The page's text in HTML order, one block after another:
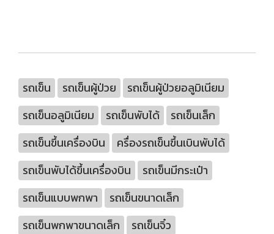
รถเข็น รถเข็นผู้ป่วย
รถเข็นผู้ป่วยอลูมิเนียม
รถเข็นอลูมิเนียม
รถเข็นพับได้
รถเข็นเล็ก
รถเข็นขึ้นเครื่องบิน
ครื่องรถเข็นขึ้นเบินพับได้
รถเข็นพับได้ขึ้นเครื่องบิน
รถเข็นมีกระเป๋า
รถเข็นแบบพกพา
รถเข็นขนาดเล็ก
รถเข็นพกพาขนาดเล็ก
รถเข็นจิ๋ว